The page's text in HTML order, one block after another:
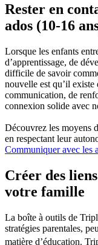
Rester en
ados (10-16
Lorsque les enfants
d’apprentissage, de
difficile de savoir
nouvelle est qu’il existe
communication, de
connexion solide avec
Découvrez les moyens
en respectant leur
Communiquer avec les
Créer des
votre famille
La boîte à outils de
stratégies parentales,
matière d’éducation.